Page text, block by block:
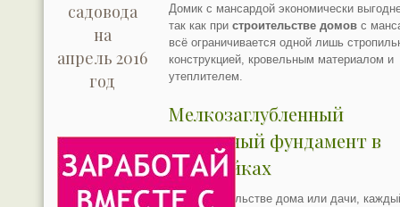
Домик с мансардой экономически
так как пристроительстве домов с
всё ограничивается одной лишь
конструкцией, кровельным материалом и
утеплителем.
Мелкозаглубленный
ленточный фундамент в
постройках
При строительстве дома или дачи,
садовода
на
апрель 2016
год